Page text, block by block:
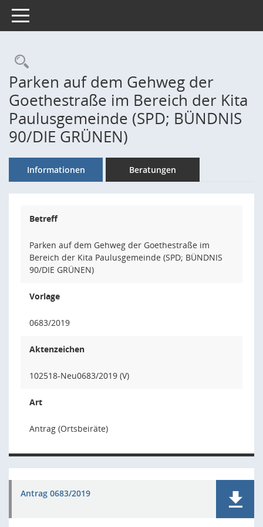
Toggle navigation
Rechercheauswahl
Parken auf dem Gehweg der
Goethestraße im Bereich der Kita
Paulusgemeinde (SPD; BÜNDNIS
90/DIE GRÜNEN)
Informationen Beratungen
Betreff
Parken auf dem Gehweg der Goethestraße im
Bereich der Kita Paulusgemeinde (SPD; BÜNDNIS
90/DIE GRÜNEN)
Vorlage
0683/2019
Aktenzeichen
102518-Neu0683/2019 (V)
Art
Antrag (Ortsbeiräte)
Antrag 0683/2019